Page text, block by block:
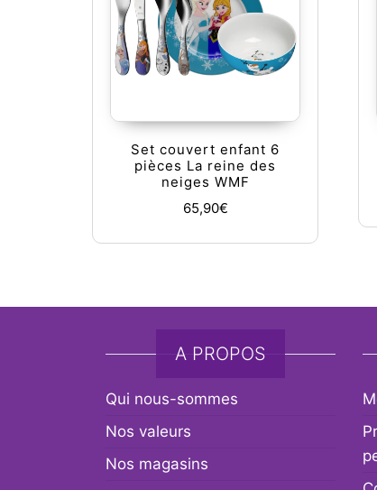
Set couvert enfant 6
pièces La reine des
neiges WMF
65,90€
A PROPOS
Qui nous-sommes
Nos valeurs
Nos magasins